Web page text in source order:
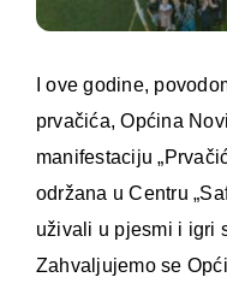
I ove godine,
prvačića, Općina
manifestaciju
održana u Centru
uživali u pjesmi i igri
Zahvaljujemo se